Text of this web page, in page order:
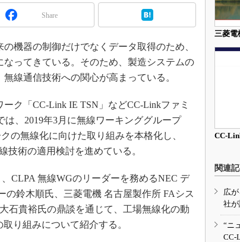
AUTOMOTIVE WORLD
無償設計ツール
デジタルツインとCAE
S＆OP
インダストリー4.0
製造業ビッグデータ
メイドインジャパン
植物工場
海外生産
グローバル設計・開発
制御セキュリティ
Share
機器の制御だけでなくデータ取得のため、
ってきている。そのため、製造システムの
線通信技術への関心が高まっている。
ク「CC-Link IE TSN」などCC-Linkファミ
、2019年3月に無線ワーキンググループ
の無線化に向けた取り組みを本格化し、
技術の適用検討を進めている。
CLPA 無線WGのリーダーを務めるNEC デ
の鈴木順氏、三菱電機 名古屋製作所 FAシス
石貴裕氏の鼎談を通じて、工場無線化の動
り組みについて紹介する。
三菱電
CC-
関連
広
社
“ニ
CC-